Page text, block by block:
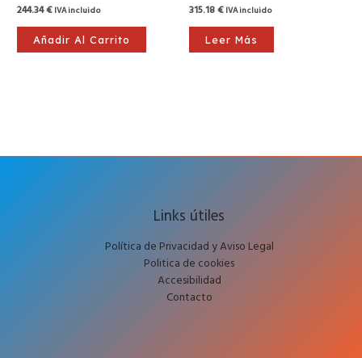
244.34€ IVA incluido
Añadir Al Carrito
315.18€ IVA incluido
Leer Más
Links útiles
Política de Privacidad y Aviso Legal
Politica de cookies
Accesibilidad
Contacto